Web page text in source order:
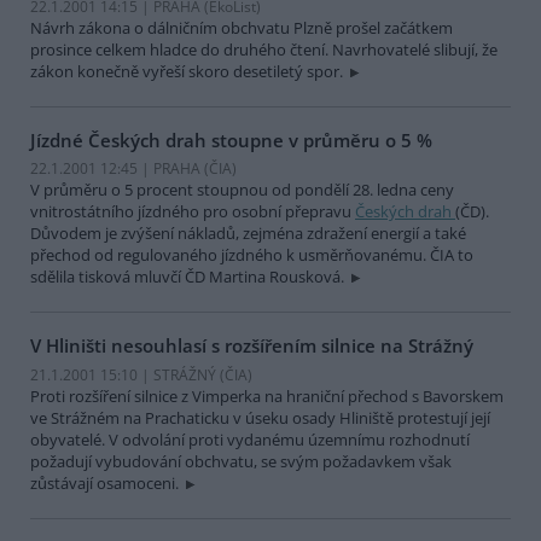
22.1.2001 14:15 | PRAHA (EkoList)
Návrh zákona o dálničním obchvatu Plzně prošel začátkem
prosince celkem hladce do druhého čtení. Navrhovatelé slibují, že
zákon konečně vyřeší skoro desetiletý spor.
Jízdné Českých drah stoupne v průměru o 5 %
22.1.2001 12:45 | PRAHA (ČIA)
V průměru o 5 procent stoupnou od pondělí 28. ledna ceny
vnitrostátního jízdného pro osobní přepravu Českých drah (ČD).
Důvodem je zvýšení nákladů, zejména zdražení energií a také
přechod od regulovaného jízdného k usměrňovanému. ČIA to
sdělila tisková mluvčí ČD Martina Rousková.
V Hliništi nesouhlasí s rozšířením silnice na Strážný
21.1.2001 15:10 | STRÁŽNÝ (ČIA)
Proti rozšíření silnice z Vimperka na hraniční přechod s Bavorskem
ve Strážném na Prachaticku v úseku osady Hliniště protestují její
obyvatelé. V odvolání proti vydanému územnímu rozhodnutí
požadují vybudování obchvatu, se svým požadavkem však
zůstávají osamoceni.